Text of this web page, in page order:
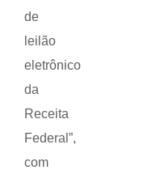
de
leilão
eletrônico
da
Receita
Federal”,
com